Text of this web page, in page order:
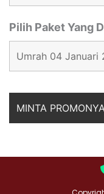
Pilih Paket Yang